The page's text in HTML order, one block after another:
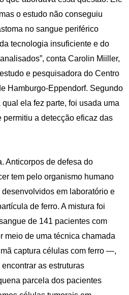
o estudo não conseguiu
no sangue periférico
tecnologia insuficiente e do
conta Carolin Miiller,
e pesquisadora do Centro
Hamburgo-Eppendorf. Segundo
ela fez parte, foi usada uma
a detecção eficaz das
Anticorpos de defesa do
tem pelo organismo humano
em laboratório e
de ferro. A mistura foi
de 141 pacientes com
meio de uma técnica chamada
captura células com ferro —,
as estruturas
parcela dos pacientes